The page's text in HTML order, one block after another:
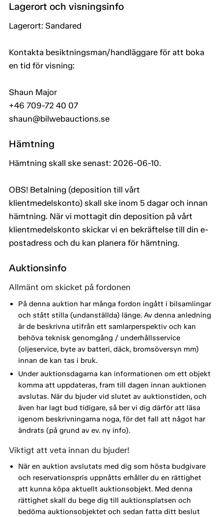
Lagerort och visningsinfo
Lagerort: Sandared
Kontakta besiktningsman/handläggare för att boka
en tid för visning:
Shaun Major
+46 709-72 40 07
shaun@bilwebauctions.se
Hämtning
Hämtning skall ske senast: 2026-06-10.
OBS! Betalning (deposition till vårt
klientmedelskonto) skall ske inom 5 dagar och innan
hämtning. När vi mottagit din deposition på vårt
klientmedelskonto skickar vi en bekräftelse till din e-
postadress och du kan planera för hämtning.
Auktionsinfo
Allmänt om skicket på fordonen
På denna auktion har många fordon ingått i bilsamlingar
och stått stilla (undanställda) länge. Av denna anledning
är de beskrivna utifrån ett samlarperspektiv och kan
behöva teknisk genomgång / underhållsservice
(oljeservice, byte av batteri, däck, bromsöversyn mm)
innan de kan tas i bruk.
Under auktionsdagarna kan informationen om ett objekt
komma att uppdateras, fram till dagen innan auktionen
avslutas. När du bjuder vid slutet av auktionstiden, och
även har lagt bud tidigare, så ber vi dig därför att läsa
igenom beskrivningarna noga, för det fall att något har
ändrats (på grund av ev. ny info).
Viktigt att veta innan du bjuder!
När en auktion avslutats med dig som hösta budgivare
och reservationspris uppnåtts erhåller du en rättighet
att kunna köpa aktuellt auktionsobjekt. Med denna
rättighet skall du bege dig till auktionsplatsen och
bedöma auktionsobjektet och sedan fatta ditt beslut